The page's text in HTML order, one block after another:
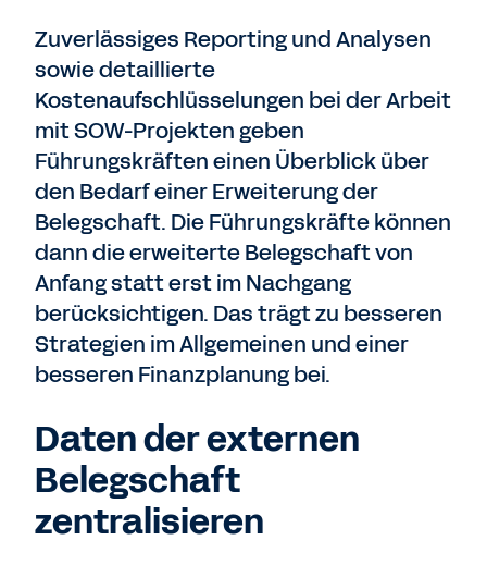
Zuverlässiges Reporting und Analysen
sowie detaillierte
Kostenaufschlüsselungen bei der Arbeit
mit SOW-Projekten geben
Führungskräften einen Überblick über
den Bedarf einer Erweiterung der
Belegschaft. Die Führungskräfte können
dann die erweiterte Belegschaft von
Anfang statt erst im Nachgang
berücksichtigen. Das trägt zu besseren
Strategien im Allgemeinen und einer
besseren Finanzplanung bei.
Daten der externen
Belegschaft
zentralisieren